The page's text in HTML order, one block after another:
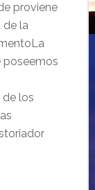
proviene
de la
poseemos
los